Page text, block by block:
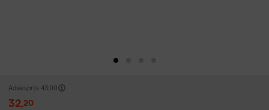
Adviesprijs 43,00
32,20